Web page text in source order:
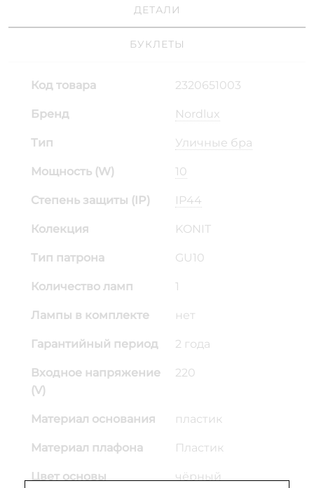
ДЕТАЛИ
БУКЛЕТЫ
Код товара 2320651003
Бренд Nordlux
Тип Уличные бра
Мощность (W) 10
Степень защиты (IP) IP44
Колекция KONIT
Тип патрона GU10
Количество ламп 1
Лампы в комплекте нет
Гарантийный период 2 года
Входное напряжение
(V)
220
Материал основания пластик
Материал плафона Пластик
Цвет основы чёрный